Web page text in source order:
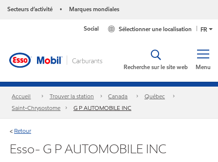
Secteurs d’activité • Marques mondiales
FR
Sélectionner une localisation
Social
Menu
Recherche sur le site web
Accueil Trouver la station Canada
Québec
Saint-Chrysostome
G P AUTOMOBILE INC
< Retour
Esso- G P AUTOMOBILE INC